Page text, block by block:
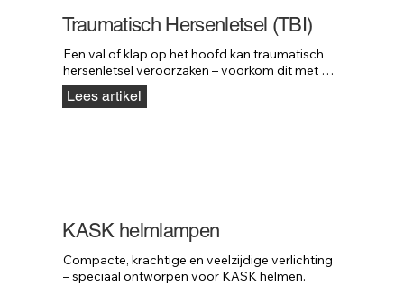
Traumatisch Hersenletsel (TBI)
Een val of klap op het hoofd kan traumatisch
hersenletsel veroorzaken – voorkom dit met
KASK helmen.
Lees artikel
KASK helmlampen
Compacte, krachtige en veelzijdige verlichting
– speciaal ontworpen voor KASK helmen.